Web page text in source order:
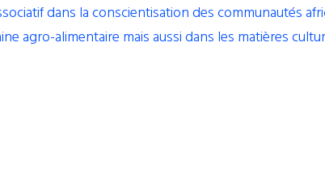
dans la conscientisation des communautés
agro-alimentaire mais aussi dans les matières